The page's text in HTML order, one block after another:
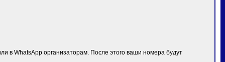
в WhatsApp организаторам. После этого ваши номера будут